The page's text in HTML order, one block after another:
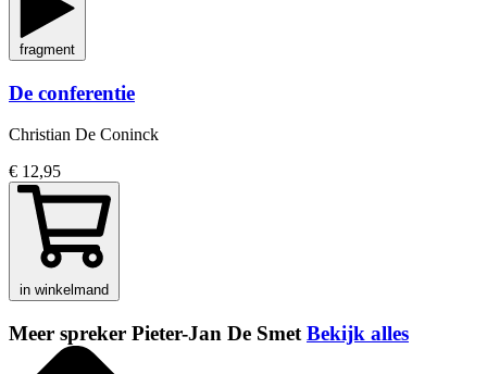
fragment
De conferentie
Christian De Coninck
€ 12,95
in winkelmand
Meer spreker Pieter-Jan De Smet Bekijk alles